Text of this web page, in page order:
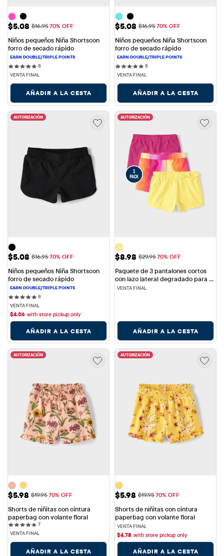
Precio de venta: $5.08
$5.08 Precio original: $16.95
$16.9570% OFF
Niños pequeños Niña Shortscon
forro de secado rápido
88 reviews
VENTA FINAL
AÑADIR A LA CESTA
Precio de venta: $5.08
$5.08 Precio original: $16.95
$16.9570% OFF
Niños pequeños Niña Shortscon
forro de secado rápido
88 reviews
VENTA FINAL
AÑADIR A LA CESTA
AUTORIZACIÓN
Precio de venta: $5.08
$5.08 Precio original: $16.95
$16.9570% OFF
Niños pequeños Niña Shortscon
forro de secado rápido
88 reviews
VENTA FINAL
$4.06 with store pickup only
AÑADIR A LA CESTA
AUTORIZACIÓN
Precio de venta: $8.98
$8.98 Precio original: $29.95
$29.9570% OFF
Paquete de 3 pantalones cortos
con lazo lateral degradado para
niñas pequeñas
VENTA FINAL
AÑADIR A LA CESTA
AUTORIZACIÓN
Precio de venta: $5.98
$5.98 Precio original: $19.95
$19.9570% OFF
Shorts de niñitas con cintura
paperbag con volante floral
77 reviews
VENTA FINAL
AÑADIR A LA CESTA
AUTORIZACIÓN
Precio de venta: $5.98
$5.98 Precio original: $19.95
$19.9570% OFF
Shorts de niñitas con cintura
paperbag con volante floral
VENTA FINAL
$4.78 with store pickup only
AÑADIR A LA CESTA